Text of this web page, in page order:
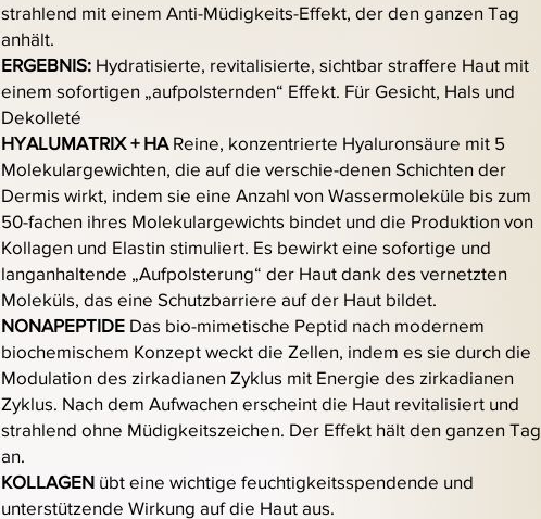
strahlend mit einem Anti-Müdigkeits-Effekt, der den ganzen Tag
anhält.
ERGEBNIS: Hydratisierte, revitalisierte, sichtbar straffere Haut mit
einem sofortigen „aufpolsternden“ Effekt. Für Gesicht, Hals und
Dekolleté
HYALUMATRIX + HA Reine, konzentrierte Hyaluronsäure mit 5
Molekulargewichten, die auf die verschie-denen Schichten der
Dermis wirkt, indem sie eine Anzahl von Wassermoleküle bis zum
50-fachen ihres Molekulargewichts bindet und die Produktion von
Kollagen und Elastin stimuliert. Es bewirkt eine sofortige und
langanhaltende „Aufpolsterung“ der Haut dank des vernetzten
Moleküls, das eine Schutzbarriere auf der Haut bildet.
NONAPEPTIDE Das bio-mimetische Peptid nach modernem
biochemischem Konzept weckt die Zellen, indem es sie durch die
Modulation des zirkadianen Zyklus mit Energie des zirkadianen
Zyklus. Nach dem Aufwachen erscheint die Haut revitalisiert und
strahlend ohne Müdigkeitszeichen. Der Effekt hält den ganzen Tag
an.
KOLLAGEN übt eine wichtige feuchtigkeitsspendende und
unterstützende Wirkung auf die Haut aus.